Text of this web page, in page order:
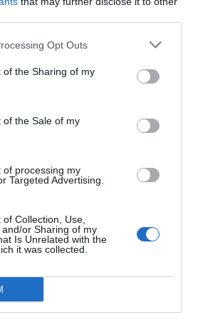
Opt Outs
of the Sharing of my
of the Sale of my
of processing my
Targeted Advertising.
Collection, Use,
or Sharing of my
Is Unrelated with the
it was collected.
LLEGITS